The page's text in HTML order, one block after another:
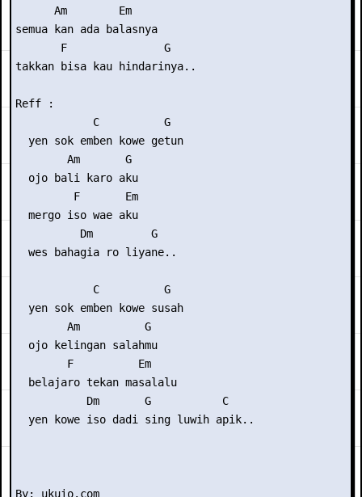
      Am        Em
semua kan ada balasnya
       F               G
takkan bisa kau hindarinya..
Reff :
            C          G
  yen sok emben kowe getun
        Am       G
  ojo bali karo aku
         F       Em
  mergo iso wae aku
          Dm         G
  wes bahagia ro liyane..
            C          G
  yen sok emben kowe susah
        Am          G
  ojo kelingan salahmu
        F          Em
  belajaro tekan masalalu
           Dm       G           C
  yen kowe iso dadi sing luwih apik..